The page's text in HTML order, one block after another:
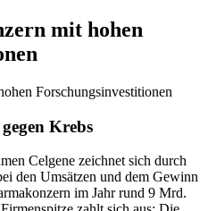
mit hohen
Krebs
Celgene zeichnet sich durch
den Umsätzen und dem Gewinn
im Jahr rund 9 Mrd.